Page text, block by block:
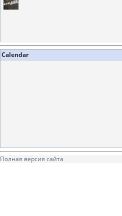
Calendar
Полная версия сайта